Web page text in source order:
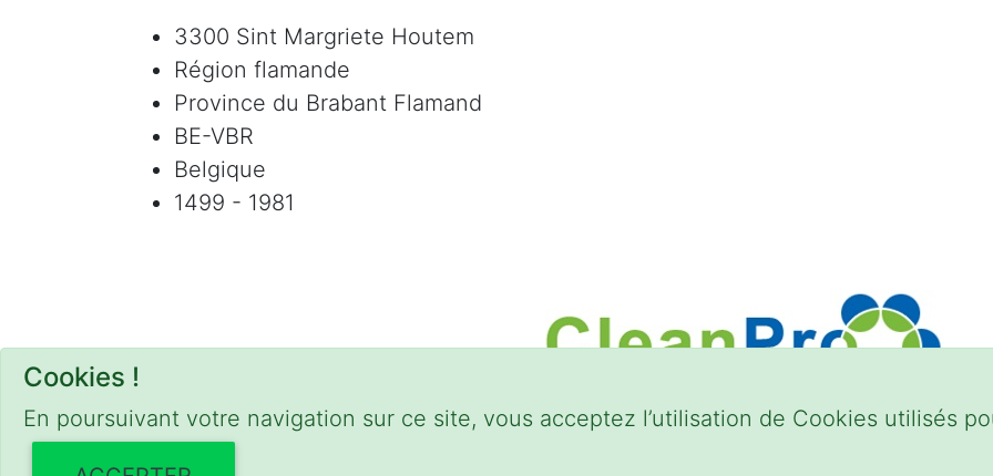
Cookies !
En poursuivant votre navigation sur ce site, vous acceptez l’utilisation de Cookies utilisés
3300 Sint Margriete Houtem
Région flamande
Province du Brabant Flamand
BE-VBR
Belgique
1499 - 1981